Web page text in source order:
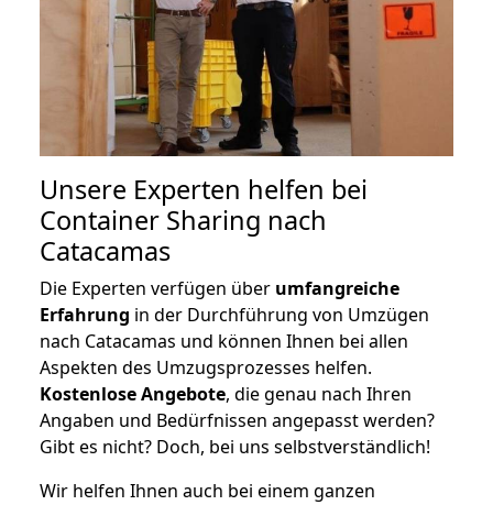
Unsere Experten helfen bei
Container Sharing nach
Catacamas
Die Experten verfügen über umfangreiche
Erfahrung in der Durchführung von Umzügen
nach Catacamas und können Ihnen bei allen
Aspekten des Umzugsprozesses helfen.
Kostenlose Angebote, die genau nach Ihren
Angaben und Bedürfnissen angepasst werden?
Gibt es nicht? Doch, bei uns selbstverständlich!
Wir helfen Ihnen auch bei einem ganzen